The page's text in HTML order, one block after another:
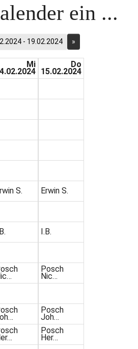
ein ...
- 19.02.2024 »
Mi
S.
Do
15.02.2024
Erwin S.
I.B.
Posch
Nic…
Posch
Joh…
Posch
Her…